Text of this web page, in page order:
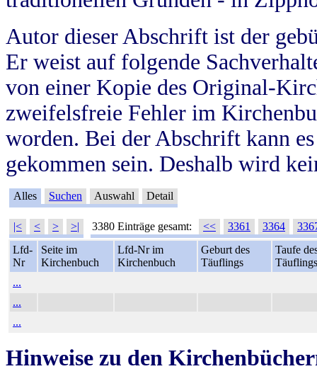
Autor dieser Abschrift ist der
Er weist auf folgende
von einer Kopie des Original-
zweifelsfreie Fehler im
worden. Bei der Abschrift kann
gekommen sein. Deshalb wird
Alles Suchen Auswahl Detail
|< < > >| 3380 Einträge gesamt: << 3361 3364
Lfd-
Nr
Seite im
Kirchenbuch
Lfd-Nr im
Kirchenbuch
Geburt des
Täuflings
Taufe
Täuflings
...
...
...
Hinweise zu den